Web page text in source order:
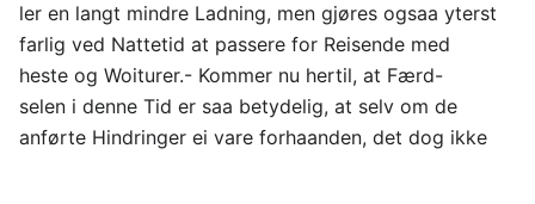
ler en langt mindre Ladning, men gjøres ogsaa yterst
farlig ved Nattetid at passere for Reisende med
heste og Woiturer.- Kommer nu hertil, at Færd-
selen i denne Tid er saa betydelig, at selv om de
anførte Hindringer ei vare forhaanden, det dog ikke